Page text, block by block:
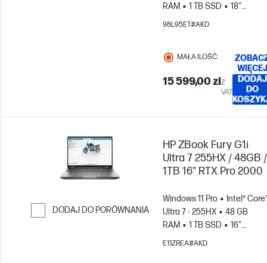
RAM
1 TB SSD
18"
WQXGA, 165Hz
98L95ET#AKD
MAŁA ILOŚĆ
15 599,00 złZ
VAT
WIĘCEJ
DODAJ
DO
DODAJ DO PORÓWNANIA
Przejdź do porównania
HP ZBook Fury G1i
Ultra 7 255HX / 48GB /
1TB 16" RTX Pro 2000
Windows 11 Pro
Intel®
Ultra 7 - 255HX
48 GB
RAM
1 TB SSD
16"
WUXGA
NVIDIA® RTX PRO™
E11ZREA#AKD